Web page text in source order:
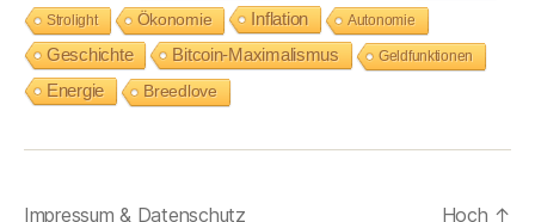
Strolight Ökonomie Inflation Autonomie
Geschichte Bitcoin-Maximalismus Geldfunktionen
Energie Breedlove
Impressum & Datenschutz Hoch ↑